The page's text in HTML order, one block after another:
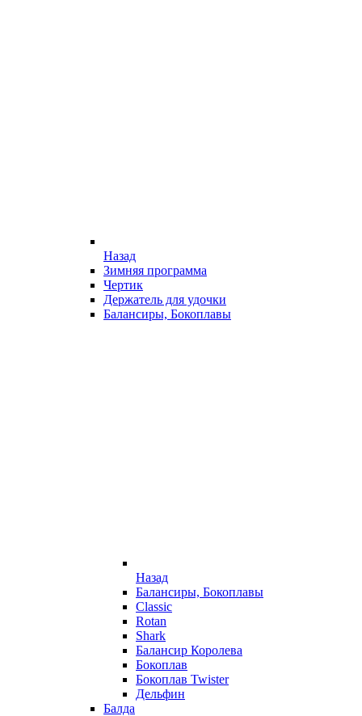
Назад
Зимняя программа
Чертик
Держатель для удочки
Балансиры, Бокоплавы
Назад
Балансиры, Бокоплавы
Classic
Rotan
Shark
Балансир Королева
Бокоплав
Бокоплав Twister
Дельфин
Балда